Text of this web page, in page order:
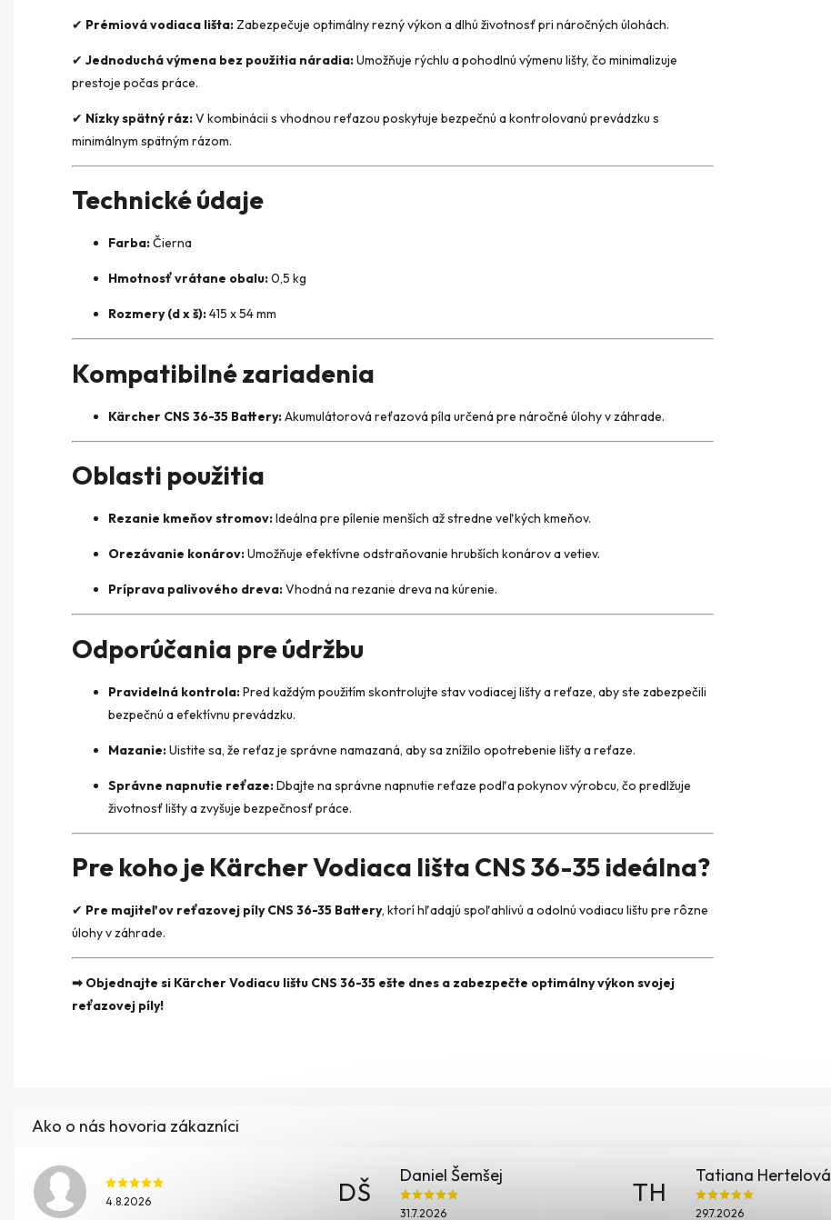
✔ Prémiová vodiaca lišta: Zabezpečuje optimálny rezný výkon a dlhú životnosť pri náročných úlohách.
✔ Jednoduchá výmena bez použitia náradia:Umožňuje rýchlu a pohodlnú výmenu lišty, čo minimalizuje
prestoje počas práce.
✔ Nízky spätný ráz:V kombinácii s vhodnou reťazou poskytuje bezpečnú a kontrolovanú prevádzku s
minimálnym spätným rázom.
Technické údaje
Farba:Čierna
Hmotnosť vrátane obalu:0,5 kg
Rozmery (d x š):415 x 54 mm
Kompatibilné zariadenia
Kärcher CNS 36-35 Battery:Akumulátorová reťazová píla určená pre náročné úlohy v záhrade.
Oblasti použitia
Rezanie kmeňov stromov:Ideálna pre pílenie menších až stredne veľkých kmeňov.
Orezávanie konárov:Umožňuje efektívne odstraňovanie hrubších konárov a vetiev.
Príprava palivového dreva:Vhodná na rezanie dreva na kúrenie.
Odporúčania pre údržbu
Pravidelná kontrola:Pred každým použitím skontrolujte stav vodiacej lišty a reťaze, aby ste zabezpečili
bezpečnú a efektívnu prevádzku.
Mazanie:Uistite sa, že reťaz je správne namazaná, aby sa znížilo opotrebenie lišty a reťaze.
Správne napnutie reťaze:Dbajte na správne napnutie reťaze podľa pokynov výrobcu, čo predlžuje
životnosť lišty a zvyšuje bezpečnosť práce.
Pre koho je Kärcher Vodiaca lišta CNS 36-35 ideálna?
✔ Pre majiteľov reťazovej píly CNS 36-35 Battery, ktorí hľadajú spoľahlivú a odolnú vodiacu lištu pre rôzne
úlohy v záhrade.
➡ Objednajte si Kärcher Vodiacu lištu CNS 36-35 ešte dnes a zabezpečte optimálny výkon svojej
reťazovej píly!
4.8.2026 DŠ
Daniel Šemšej
31.7.2026
TH
Tatiana Hertelová
29.7.2026